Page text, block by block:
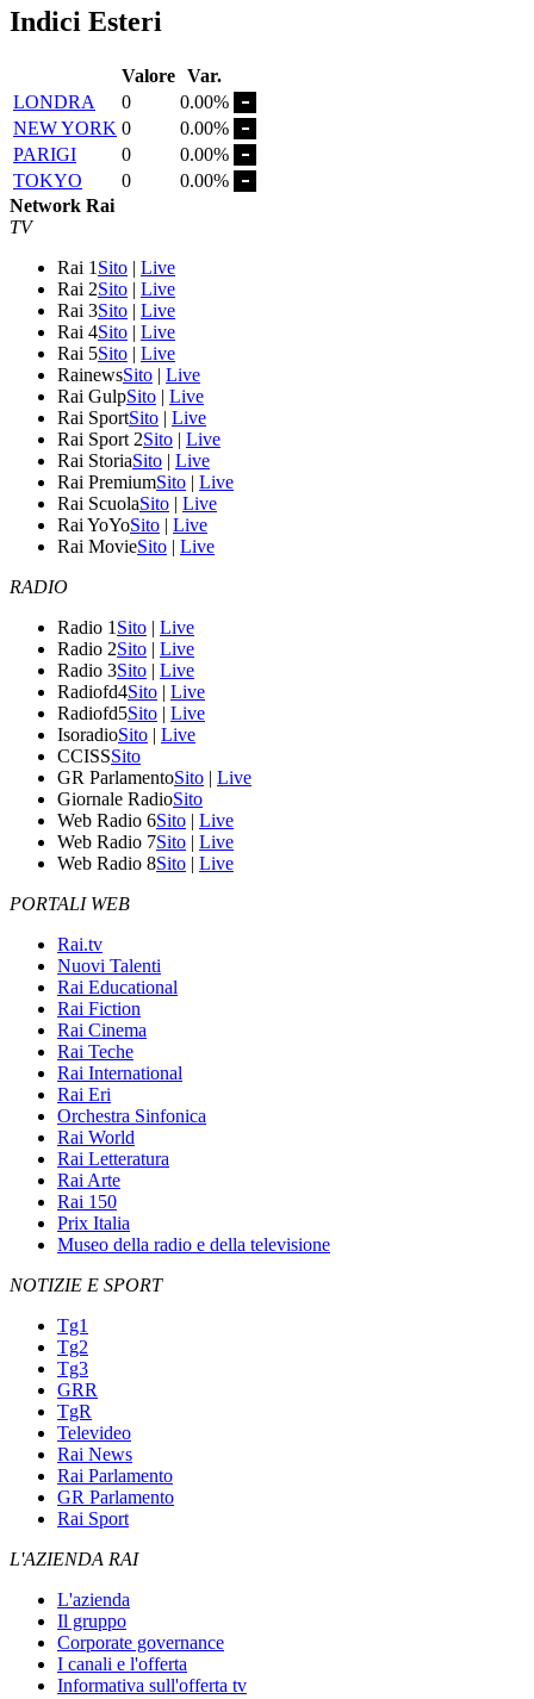
Indici Esteri
Valore Var.
LONDRA
0
0.00%
NEW YORK 0
0.00%
PARIGI
0
0.00%
TOKYO
0
0.00%
Network Rai
TV
Rai 1 Sito | Live
Rai 2Sito | Live
Rai 3Sito | Live
Rai 4Sito | Live
Rai 5Sito | Live
RainewsSito | Live
Rai GulpSito | Live
Rai SportSito | Live
Rai Sport 2Sito | Live
Rai StoriaSito | Live
Rai PremiumSito | Live
Rai ScuolaSito | Live
Rai YoYoSito | Live
Rai MovieSito | Live
RADIO
Radio 1 Sito | Live
Radio 2Sito | Live
Radio 3Sito | Live
Radiofd4Sito | Live
Radiofd5Sito | Live
IsoradioSito | Live
CCISSSito
GR ParlamentoSito | Live
Giornale RadioSito
Web Radio 6Sito | Live
Web Radio 7Sito | Live
Web Radio 8Sito | Live
PORTALI WEB
Rai.tv
Nuovi Talenti
Rai Educational
Rai Fiction
Rai Cinema
Rai Teche
Rai International
Rai Eri
Orchestra Sinfonica
Rai World
Rai Letteratura
Rai Arte
Rai 150
Prix Italia
Museo della radio e della televisione
NOTIZIE E SPORT
Tg1
Tg2
Tg3
GRR
TgR
Televideo
Rai News
Rai Parlamento
GR Parlamento
Rai Sport
L'AZIENDA RAI
L'azienda
Il gruppo
Corporate governance
I canali e l'offerta
Informativa sull'offerta tv